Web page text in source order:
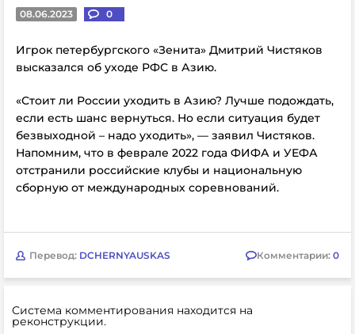
08.06.2023 0
Игрок петербургского «Зенита» Дмитрий Чистяков
высказался об уходе РФС в Азию.
«Стоит ли России уходить в Азию? Лучше подождать,
если есть шанс вернуться. Но если ситуация будет
безвыходной – надо уходить», — заявил Чистяков.
Напомним, что в феврале 2022 года ФИФА и УЕФА
отстранили российские клубы и национальную
сборную от международных соревнований.
Перевод: DCHERNYAUSKAS Комментарии: 0
Система комментирования находится на
реконструкции.